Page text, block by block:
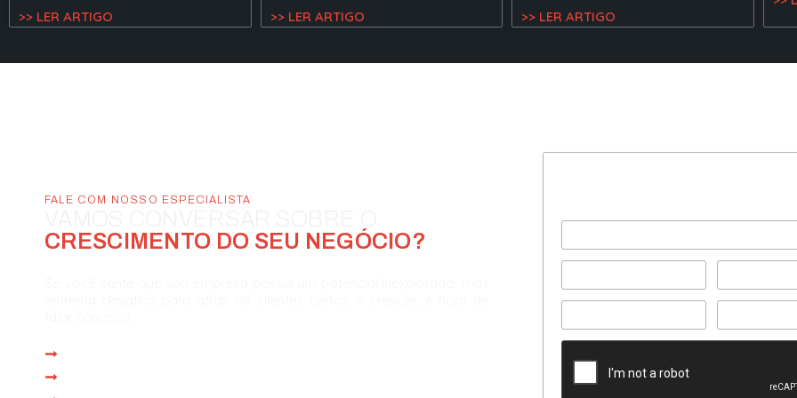
>> LER ARTIGO >> LER ARTIGO >> LER ARTIGO
FALE COM NOSSO ESPECIALISTA
CRESCIMENTO DO SEU NEGÓCIO?